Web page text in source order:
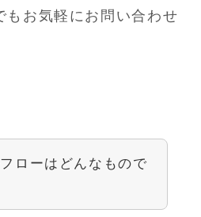
もお気軽にお問い合わせ
ローはどんなもので